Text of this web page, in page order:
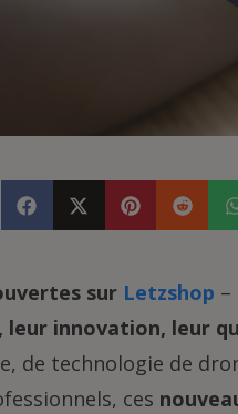
sur Letzshop –
leur innovation, leur
de technologie de
ces